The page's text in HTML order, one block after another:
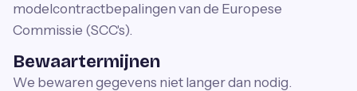
modelcontractbepalingen van de Europese
Commissie (SCC's).
Bewaartermijnen
We bewaren gegevens niet langer dan nodig.